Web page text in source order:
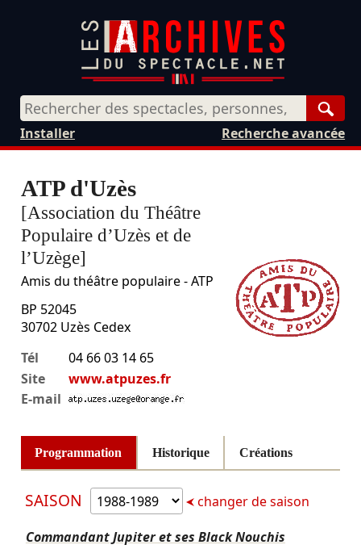
Recherche avancée
Installer
ATP d'Uzès
[Association du Théâtre
Populaire d’Uzès et de
l’Uzège]
Amis du théâtre populaire - ATP
BP 52045
30702 Uzès Cedex
Tél
04 66 03 14 65
Site
www.atpuzes.fr
E-mail
Programmation Historique Créations
SAISON changer de saison
Commandant Jupiter et ses Black Nouchis